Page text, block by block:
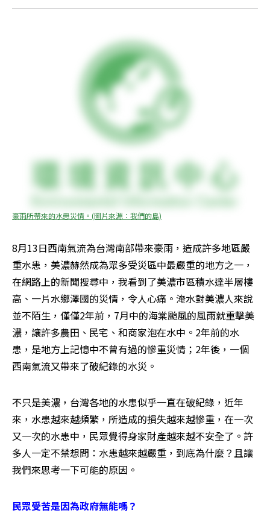
豪雨所帶來的水患災情。(圖片來源：我們的島)
8月13日西南氣流為台灣南部帶來豪雨，造成許多地區嚴
重水患，美濃赫然成為眾多受災區中最嚴重的地方之一，
在網路上的新聞搜尋中，我看到了美濃市區積水達半層樓
高、一片水鄉澤國的災情，令人心痛。淹水對美濃人來說
並不陌生，僅僅2年前，7月中的海棠颱風的風雨就重擊美
濃，讓許多農田、民宅、和商家泡在水中。2年前的水
患，是地方上記憶中不曾有過的慘重災情；2年後，一個
西南氣流又帶來了破紀錄的水災。
不只是美濃，台灣各地的水患似乎一直在破紀錄，近年
來，水患越來越頻繁，所造成的損失越來越慘重，在一次
又一次的水患中，民眾覺得身家財產越來越不安全了。許
多人一定不禁想問：水患越來越嚴重，到底為什麼？且讓
我們來思考一下可能的原因。
民眾受苦是因為政府無能嗎？